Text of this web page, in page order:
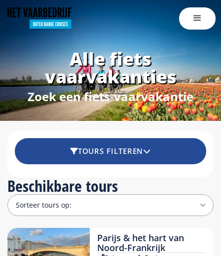
Alle fiets
vaarvakanties
Zoek een fiets-vaarvakantie
TOURS FILTEREN
Beschikbare tours
Parijs & het hart van
Noord-Frankrijk